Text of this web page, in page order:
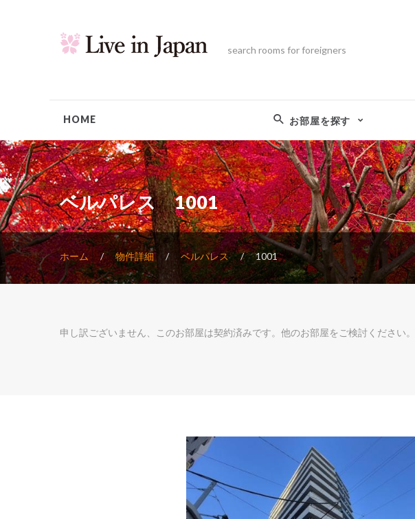
search rooms for foreigners
HOME お部屋を探す
ベルパレス 1001
ホーム 物件詳細 ベルパレス 1001
申し訳ございません、このお部屋は契約済みです。他のお部屋をご検討ください。